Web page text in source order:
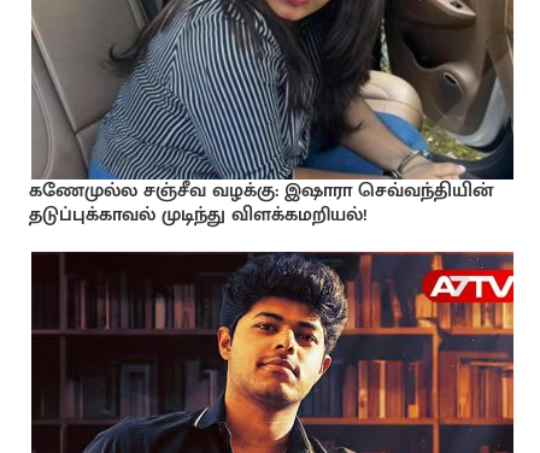
கணேமுல்ல சஞ்சீவ வழக்கு: இஷாரா செவ்வந்தியின்
தடுப்புக்காவல் முடிந்து விளக்கமறியல்!